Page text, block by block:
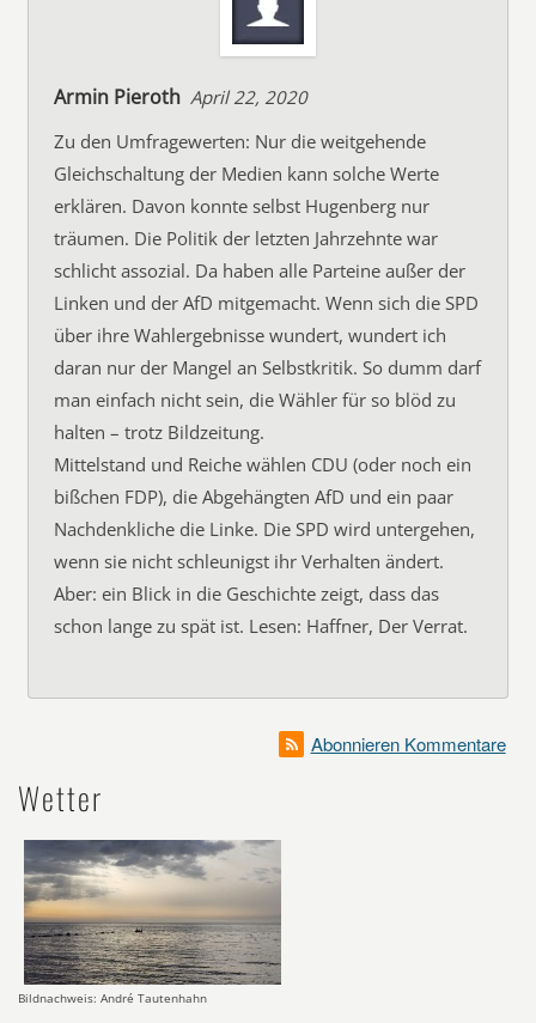
Armin Pieroth April 22, 2020
Zu den Umfragewerten: Nur die weitgehende
Gleichschaltung der Medien kann solche Werte
erklären. Davon konnte selbst Hugenberg nur
träumen. Die Politik der letzten Jahrzehnte war
schlicht assozial. Da haben alle Parteine außer der
Linken und der AfD mitgemacht. Wenn sich die SPD
über ihre Wahlergebnisse wundert, wundert ich
daran nur der Mangel an Selbstkritik. So dumm darf
man einfach nicht sein, die Wähler für so blöd zu
halten – trotz Bildzeitung.
Mittelstand und Reiche wählen CDU (oder noch ein
bißchen FDP), die Abgehängten AfD und ein paar
Nachdenkliche die Linke. Die SPD wird untergehen,
wenn sie nicht schleunigst ihr Verhalten ändert.
Aber: ein Blick in die Geschichte zeigt, dass das
schon lange zu spät ist. Lesen: Haffner, Der Verrat.
Abonnieren Kommentare
Wetter
Bildnachweis: André Tautenhahn